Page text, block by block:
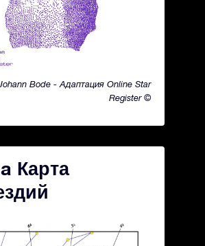
Bode - Адаптация Online Star
Register ©
Карта